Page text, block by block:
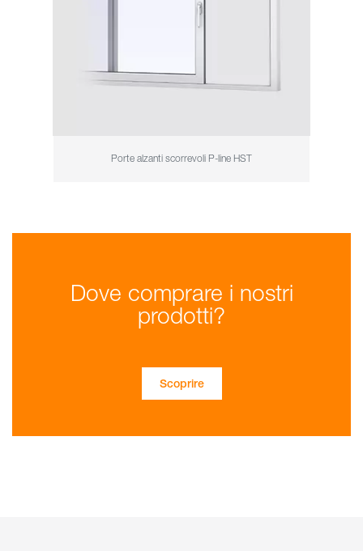
Porte alzanti scorrevoli P-line HST
Dove comprare i nostri
prodotti?
Scoprire